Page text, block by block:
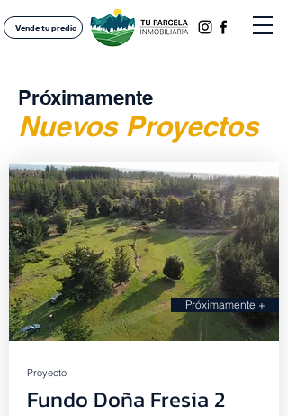
Vende tu predio
Próximamente
Nuevos Proyectos
Próximamente +
Proyecto
Fundo Doña Fresia 2